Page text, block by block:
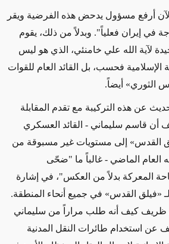
أرفع مسؤول يدحض هذه الفرضية ويقر
في إيران فعلياً". وبدلاً من ذلك، يقوم
لآية الله علي خامنئي، الذي هو ليس
الإسلامية فحسب، بل القائد العام للقوات
الثوري» أيضاً.
عن هذه التركيبة مع تقدم المقابلة
أن قاسم سليماني - القائد العسكري
القدس» إلى مستويات غير مسبوقة من
العام الماضي - غالباً ما "ضحّى
المعركة بدلاً من العكس"، في إشارة
لـ «فيلق القدس» في جميع أنحاء المنطقة.
ظريف كيف أنه طلب مراراً من سليماني
عن استخدام طائرات النقل المدنية